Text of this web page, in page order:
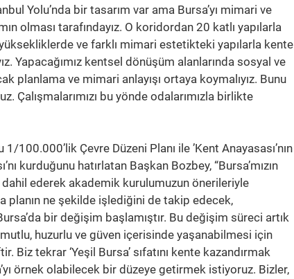
Yolu’nda bir tasarım var ama Bursa’yı mimari ve
olması tarafındayız. O koridordan 20 katlı yapılarla
ve farklı mimari estetikteki yapılarla kente
Yapacağımız kentsel dönüşüm alanlarında sosyal ve
planlama ve mimari anlayışı ortaya koymalıyız. Bunu
Çalışmalarımızı bu yönde odalarımızla birlikte
Çevre Düzeni Planı ile ’Kent Anayasası’nın
kurduğunu hatırlatan Başkan Bozbey, “Bursa’mızın
dahil ederek akademik kurulumuzun önerileriyle
planın ne şekilde işlediğini de takip edecek,
bir değişim başlamıştır. Bu değişim süreci artık
huzurlu ve güven içerisinde yaşanabilmesi için
Biz tekrar ‘Yeşil Bursa’ sıfatını kente kazandırmak
örnek olabilecek bir düzeye getirmek istiyoruz. Bizler,